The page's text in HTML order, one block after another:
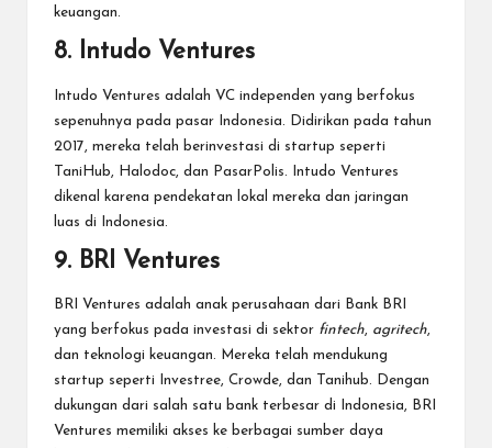
keuangan.
8. Intudo Ventures
Intudo Ventures adalah VC independen yang berfokus
sepenuhnya pada pasar Indonesia. Didirikan pada tahun
2017, mereka telah berinvestasi di startup seperti
TaniHub, Halodoc, dan PasarPolis. Intudo Ventures
dikenal karena pendekatan lokal mereka dan jaringan
luas di Indonesia.
9. BRI Ventures
BRI Ventures adalah anak perusahaan dari Bank BRI
yang berfokus pada investasi di sektor fintech, agritech,
dan teknologi keuangan. Mereka telah mendukung
startup seperti Investree, Crowde, dan Tanihub. Dengan
dukungan dari salah satu bank terbesar di Indonesia, BRI
Ventures memiliki akses ke berbagai sumber daya